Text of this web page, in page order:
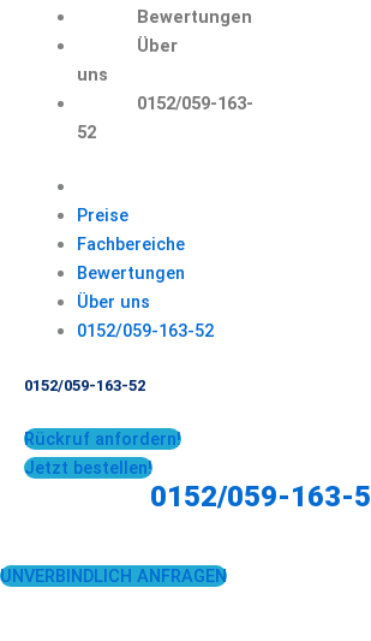
Bewertungen
Über
uns
0152/059-163-
52
Preise
Fachbereiche
Bewertungen
Über uns
0152/059-163-52
0152/059-163-52
Rückruf anfordern!
Jetzt bestellen!
0152/059-163-
UNVERBINDLICH ANFRAGEN